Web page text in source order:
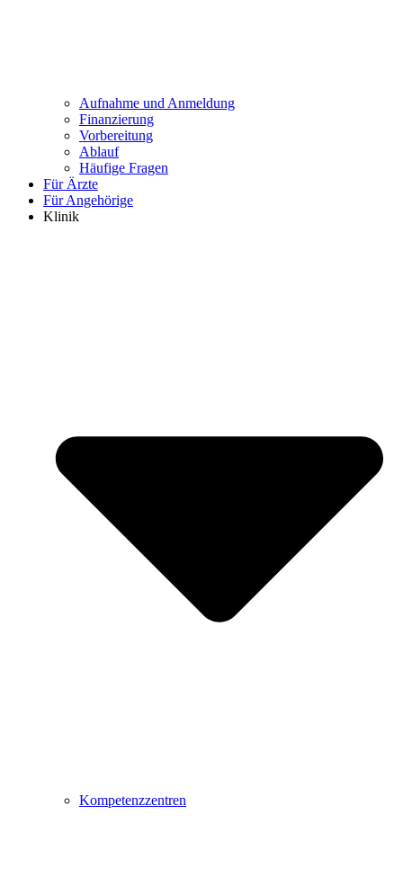
Aufnahme und Anmeldung
Finanzierung
Vorbereitung
Ablauf
Häufige Fragen
Für Ärzte
Für Angehörige
Klinik
Kompetenzzentren